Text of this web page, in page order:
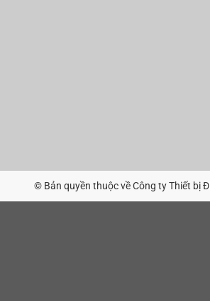
© Bản quyền thuộc về Công ty Thiết bị